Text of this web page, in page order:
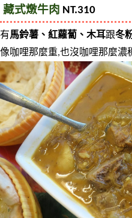
藏式燉牛肉 NT.310
有馬鈴薯、紅蘿蔔、木耳跟冬
像咖哩那麼重,也沒咖哩那麼濃